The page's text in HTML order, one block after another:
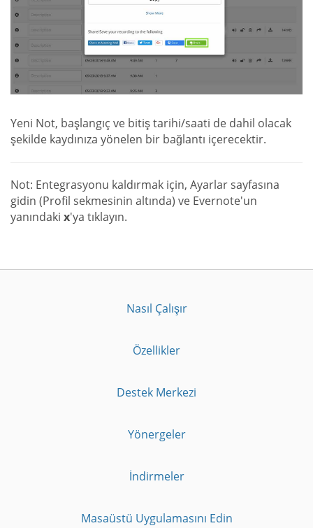
Yeni Not, başlangıç ve bitiş tarihi/saati de dahil olacak
şekilde kaydınıza yönelen bir bağlantı içerecektir.
Not: Entegrasyonu kaldırmak için, Ayarlar sayfasına
gidin (Profil sekmesinin altında) ve Evernote'un
yanındaki x'ya tıklayın.
Nasıl Çalışır
Özellikler
Destek Merkezi
Yönergeler
İndirmeler
Masaüstü Uygulamasını Edin